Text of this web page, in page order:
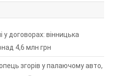
договорах: вінницька
4,6 млн грн
згорів у палаючому авто,